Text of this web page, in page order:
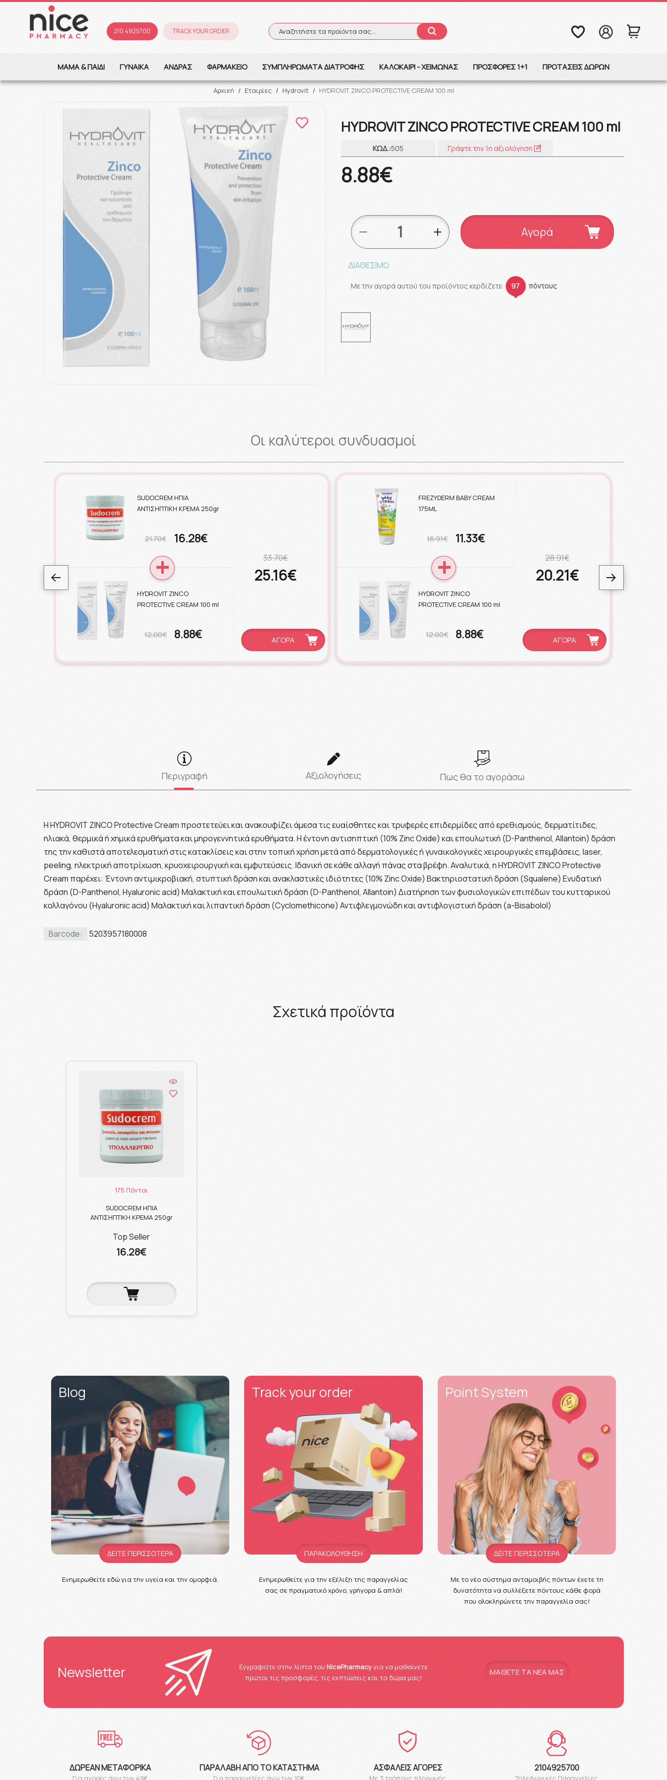
210 4925700 TRACK YOUR ORDER Αναζητήστε τα προϊόντα σας...
ΜΑΜΑ & ΠΑΙΔΙ ΓΥΝΑΙΚΑ ΑΝΔΡΑΣ ΦΑΡΜΑΚΕΙΟ ΣΥΜΠΛΗΡΩΜΑΤΑ ΔΙΑΤΡΟΦΗΣ ΚΑΛΟΚΑΙΡΙ - ΧΕΙΜΩΝΑΣ ΠΡΟΣΦΟΡΕΣ 1+1 ΠΡΟΤΑΣΕΙΣ ΔΩΡΩΝ
Αναζήτηση
Αρχική / Εταιρίες / Hydrovit / HYDROVIT ZINCO PROTECTIVE CREAM 100 ml
HYDROVIT ZINCO PROTECTIVE CREAM 100 ml
ΚΩΔ.:505 Γράψτε την 1η αξιολόγηση
8.88€
Αγορά
ΔΙΑΘΕΣΙΜΟ
Με την αγορά αυτού του προϊόντος κερδίζετε 97 πόντους
Οι καλύτεροι συνδυασμοί
SUDOCREM ΗΠΙΑ
ΑΝΤΙΣΗΠΤΙΚΗ ΚΡΕΜΑ 250gr
21.70€ 16.28€
HYDROVIT ZINCO
PROTECTIVE CREAM 100 ml
12.00€ 8.88€
33.70€
25.16€
ΑΓΟΡΑ
FREZYDERM BABY CREAM
175ML
16.91€ 11.33€
HYDROVIT ZINCO
PROTECTIVE CREAM 100 ml
12.00€ 8.88€
28.91€
20.21€
ΑΓΟΡΑ
Περιγραφή Αξιολογήσεις Πως θα το αγοράσω
Η HYDROVIT ZINCO Protective Cream προστετεύει και ανακουφίζει άμεσα τις ευαίσθητες και τρυφερές επιδερμίδες από ερεθισμούς, δερματίτιδες,
ηλιακά, θερμικά ή χημικά ερυθήματα και μηρογεννητικά ερυθήματα. Η έντονη αντισηπτική (10% Zinc Oxide) και επουλωτική (D-Panthenol, Allantoin) δράση
της την καθιστά αποτελεσματική στις κατακλίσεις και στην τοπική χρήση μετά από δερματολογικές ή γυναικολογικές χειρουργικές επεμβάσεις, laser,
peeling, ηλεκτρική αποτρίχωση, κρυοχειρουργική και εμφυτεύσεις. Ιδανική σε κάθε αλλαγή πάνας στα βρέφη. Αναλυτικά, η HYDROVIT ZINCO Protective
Cream παρέχει: Έντονη αντιμικροβιακή, στυπτική δράση και ανακλαστικές ιδιότητες (10% Zinc Oxide) Βακτηριοστατική δράση (Squalene) Ενυδατική
δράση (D-Panthenol, Hyaluronic acid) Μαλακτική και επουλωτική δράση (D-Panthenol, Allantoin) Διατήρηση των φυσιολογικών επιπέδων του κυτταρικού
κολλαγόνου (Hyaluronic acid) Μαλακτική και λιπαντική δράση (Cyclomethicone) Αντιφλεγμονώδη και αντιφλογιστική δράση (a-Bisabolol)
Barcode: 5203957180008
Σχετικά προϊόντα
175 Πόντοι
SUDOCREM ΗΠΙΑ
ΑΝΤΙΣΗΠΤΙΚΗ ΚΡΕΜΑ 250gr
Top Seller
16.28€
Blog
ΔΕΙΤΕ ΠΕΡΙΣΣΟΤΕΡΑ
Ενημερωθείτε εδώ για την υγεία και την ομορφιά.
Track your order
ΠΑΡΑΚΟΛΟΥΘΗΣΗ
Ενημερωθείτε για την εξέλιξη της παραγγελίας
σας σε πραγματικό χρόνο, γρήγορα & απλά!
Point System
ΔΕΙΤΕ ΠΕΡΙΣΣΟΤΕΡΑ
Με το νέο σύστημα ανταμοιβής πόντων έχετε τη
δυνατότητα να συλλέξετε πόντους κάθε φορά
που ολοκληρώνετε την παραγγελία σας!
Newsletter Eγγραφείτε στην λίστα του NicePharmacyγια να μαθαίνετε
πρώτοι τις προσφορές, τις εκπτώσεις και τα δώρα μας!
MAΘΕΤΕ ΤΑ ΝΕΑ ΜΑΣ
ΔΩΡΕΆΝ ΜΕΤΑΦΟΡΙΚΆ
Για αγορές άνω των 49€
ΠΑΡΑΛΑΒΉ ΑΠΌ ΤΟ ΚΑΤΆΣΤΗΜΑ
Για παραγγελίες άνω των 10€
ΑΣΦΑΛΕΊΣ ΑΓΟΡΈΣ
Με 3 τρόπους πληρωμής
2104925700
Τηλεφωνικές Παραγγελίες